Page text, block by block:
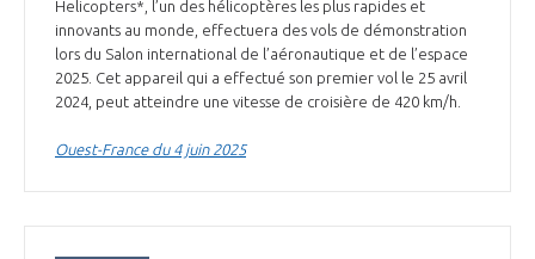
Helicopters*, l’un des hélicoptères les plus rapides et
innovants au monde, effectuera des vols de démonstration
lors du Salon international de l’aéronautique et de l’espace
2025. Cet appareil qui a effectué son premier vol le 25 avril
2024, peut atteindre une vitesse de croisière de 420 km/h.
Ouest-France du 4 juin 2025